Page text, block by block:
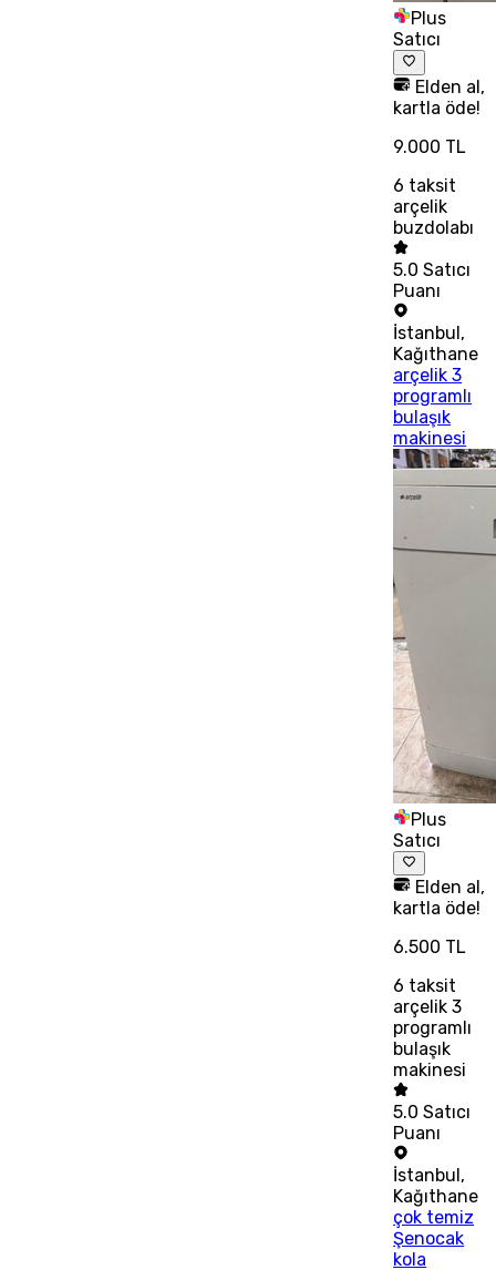
Plus
Satıcı
Elden al,
kartla öde!
9.000 TL
6 taksit
arçelik
buzdolabı
5.0 Satıcı
Puanı
İstanbul,
Kağıthane
arçelik 3
programlı
bulaşık
makinesi
Plus
Satıcı
Elden al,
kartla öde!
6.500 TL
6 taksit
arçelik 3
programlı
bulaşık
makinesi
5.0 Satıcı
Puanı
İstanbul,
Kağıthane
çok temiz
Şenocak
kola